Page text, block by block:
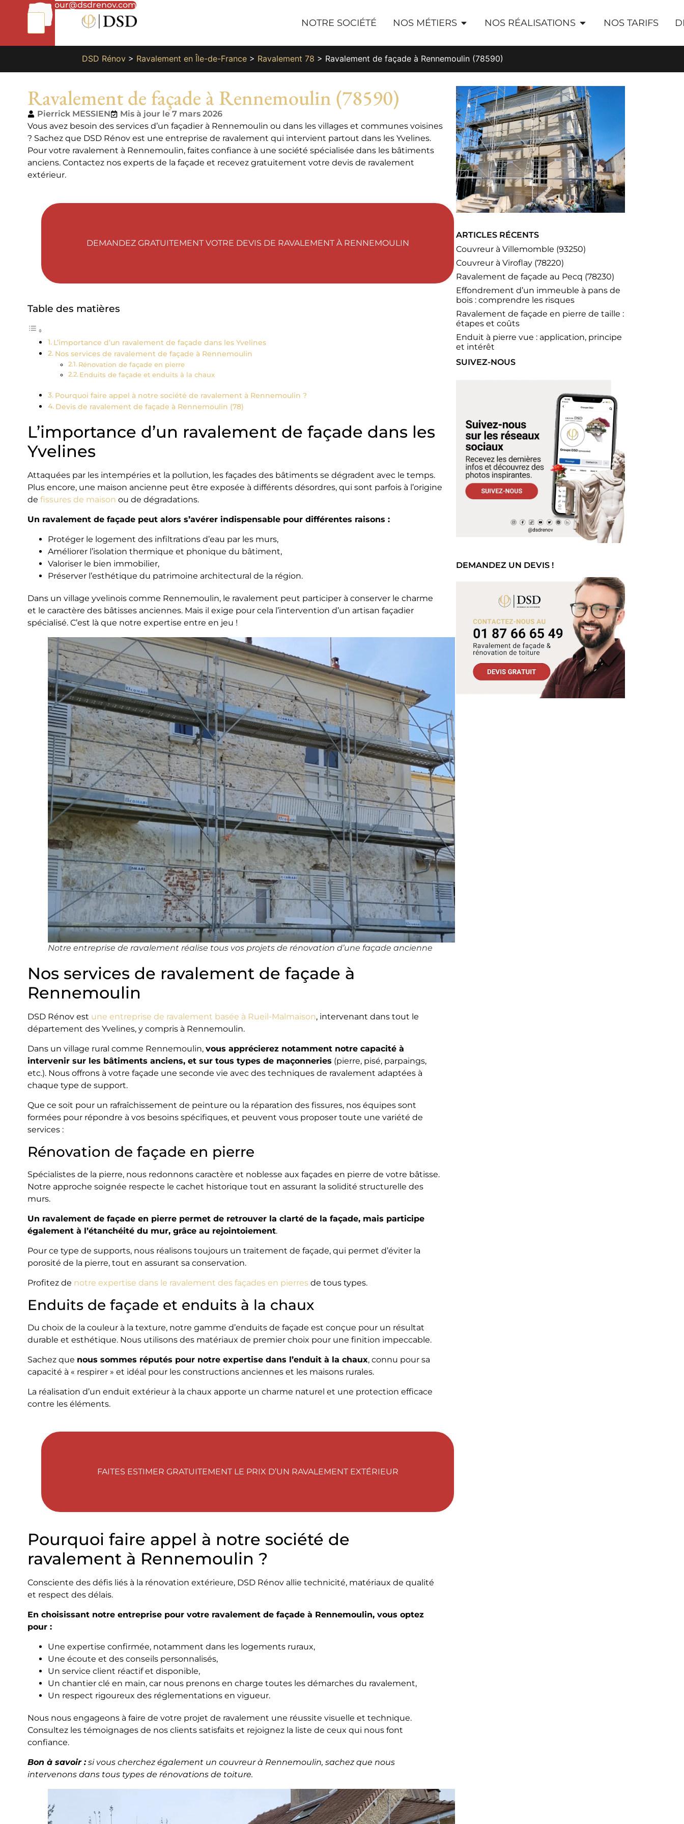
01
87
65
49
bonjour@dsdrenov.com
NOTRE SOCIÉTÉ NOS MÉTIERS NOS RÉALISATIONS NOS TARIFS
DSD Rénov > Ravalement en Île-de-France > Ravalement 78 > Ravalement de façade à Rennemoulin (78590)
Ravalement de façade à Rennemoulin (78590)
Pierrick MESSIEN
Mis à jour le 7 mars 2026
Vous avez besoin des services d’un façadier à Rennemoulin ou dans les villages et communes voisines
? Sachez que DSD Rénov est une entreprise de ravalement qui intervient partout dans les Yvelines.
Pour votre ravalement à Rennemoulin, faites confiance à une société spécialisée dans les bâtiments
anciens. Contactez nos experts de la façade et recevez gratuitement votre devis de ravalement
extérieur.
DEMANDEZ GRATUITEMENT VOTRE DEVIS DE RAVALEMENT À RENNEMOULIN
Table des matières
L’importance d’un ravalement de façade dans les Yvelines
Nos services de ravalement de façade à Rennemoulin
Rénovation de façade en pierre
Enduits de façade et enduits à la chaux
Pourquoi faire appel à notre société de ravalement à Rennemoulin ?
Devis de ravalement de façade à Rennemoulin (78)
L’importance d’un ravalement de façade dans les
Yvelines
Attaquées par les intempéries et la pollution, les façades des bâtiments se dégradent avec le temps.
Plus encore, une maison ancienne peut être exposée à différents désordres, qui sont parfois à l’origine
de fissures de maison ou de dégradations.
Un ravalement de façade peut alors s’avérer indispensable pour différentes raisons :
Protéger le logement des infiltrations d’eau par les murs,
Améliorer l’isolation thermique et phonique du bâtiment,
Valoriser le bien immobilier,
Préserver l’esthétique du patrimoine architectural de la région.
Dans un village yvelinois comme Rennemoulin, le ravalement peut participer à conserver le charme
et le caractère des bâtisses anciennes. Mais il exige pour cela l’intervention d’un artisan façadier
spécialisé. C’est là que notre expertise entre en jeu !
Notre entreprise de ravalement réalise tous vos projets de rénovation d’une façade ancienne
Nos services de ravalement de façade à
Rennemoulin
DSD Rénov est une entreprise de ravalement basée à Rueil-Malmaison, intervenant dans tout le
département des Yvelines, y compris à Rennemoulin.
Dans un village rural comme Rennemoulin, vous apprécierez notamment notre capacité à
intervenir sur les bâtiments anciens, et sur tous types de maçonneries (pierre, pisé, parpaings,
etc.). Nous offrons à votre façade une seconde vie avec des techniques de ravalement adaptées à
chaque type de support.
Que ce soit pour un rafraîchissement de peinture ou la réparation des fissures, nos équipes sont
formées pour répondre à vos besoins spécifiques, et peuvent vous proposer toute une variété de
services :
Rénovation de façade en pierre
Spécialistes de la pierre, nous redonnons caractère et noblesse aux façades en pierre de votre bâtisse.
Notre approche soignée respecte le cachet historique tout en assurant la solidité structurelle des
murs.
Un ravalement de façade en pierre permet de retrouver la clarté de la façade, mais participe
également à l’étanchéité du mur, grâce au rejointoiement.
Pour ce type de supports, nous réalisons toujours un traitement de façade, qui permet d’éviter la
porosité de la pierre, tout en assurant sa conservation.
Profitez de notre expertise dans le ravalement des façades en pierresde tous types.
Enduits de façade et enduits à la chaux
Du choix de la couleur à la texture, notre gamme d’enduits de façade est conçue pour un résultat
durable et esthétique. Nous utilisons des matériaux de premier choix pour une finition impeccable.
Sachez que nous sommes réputés pour notre expertise dans l’enduit à la chaux, connu pour sa
capacité à « respirer » et idéal pour les constructions anciennes et les maisons rurales.
La réalisation d’un enduit extérieur à la chaux apporte un charme naturel et une protection efficace
contre les éléments.
FAITES ESTIMER GRATUITEMENT LE PRIX D’UN RAVALEMENT EXTÉRIEUR
Pourquoi faire appel à notre société de
ravalement à Rennemoulin ?
Consciente des défis liés à la rénovation extérieure, DSD Rénov allie technicité, matériaux de qualité
et respect des délais.
En choisissant notre entreprise pour votre ravalement de façade à Rennemoulin, vous optez
pour :
Une expertise confirmée, notamment dans les logements ruraux,
Une écoute et des conseils personnalisés,
Un service client réactif et disponible,
Un chantier clé en main, car nous prenons en charge toutes les démarches du ravalement,
Un respect rigoureux des réglementations en vigueur.
Nous nous engageons à faire de votre projet de ravalement une réussite visuelle et technique.
Consultez les témoignages de nos clients satisfaits et rejoignez la liste de ceux qui nous font
confiance.
Bon à savoir :si vous cherchez également un couvreur à Rennemoulin, sachez que nous
intervenons dans tous types de rénovations de toiture.
ARTICLES RÉCENTS
Couvreur à Villemomble (93250)
Couvreur à Viroflay (78220)
Ravalement de façade au Pecq (78230)
Effondrement d’un immeuble à pans de
bois : comprendre les risques
Ravalement de façade en pierre de taille :
étapes et coûts
Enduit à pierre vue : application, principe
et intérêt
SUIVEZ-NOUS
DEMANDEZ UN DEVIS !